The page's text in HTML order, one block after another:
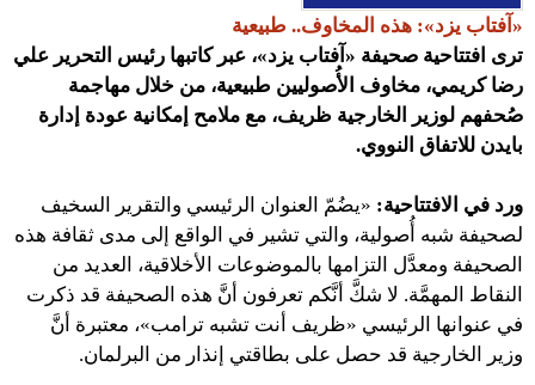
«آفتاب يزد»: هذه المخاوف.. طبيعية
ترى افتتاحية صحيفة «آفتاب يزد»، عبر كاتبها رئيس التحرير علي
رضا كريمي، مخاوف الأُصوليين طبيعية، من خلال مهاجمة
صُحفهم لوزير الخارجية ظريف، مع ملامح إمكانية عودة إدارة
بايدن للاتفاق النووي.
ورد في الافتتاحية: «يضُمّ العنوان الرئيسي والتقرير السخيف
لصحيفة شبه أُصولية، والتي تشير في الواقع إلى مدى ثقافة هذه
الصحيفة ومعدَّل التزامها بالموضوعات الأخلاقية، العديد من
النقاط المهمَّة. لا شكَّ أنَّكم تعرفون أنَّ هذه الصحيفة قد ذكرت
في عنوانها الرئيسي «ظريف أنت تشبه ترامب»، معتبرة أنَّ
وزير الخارجية قد حصل على بطاقتي إنذار من البرلمان.